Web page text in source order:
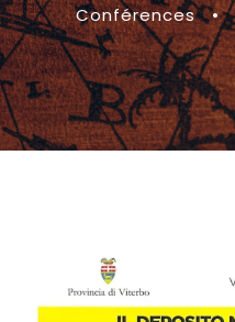
Conférences •